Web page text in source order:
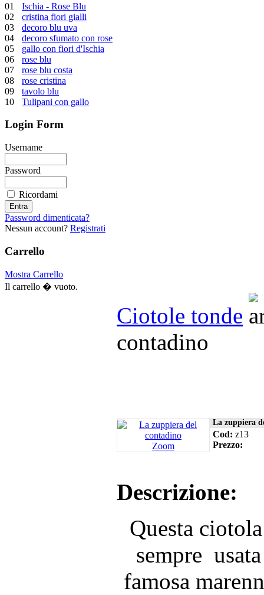
01
Ischia - Rose Blu
02
cristina fiori gialli
03
decoro blu uva
04
decoro sfumato con rose
05
gallo con fiori d'Ischia
06
rose blu
07
rose blu costa
08
rose cristina
09
tavolo blu
10
Tulipani con gallo
Login Form
Username
Password
Ricordami
Password dimenticata?
Nessun account? Registrati
Carrello
Mostra Carrello
Il carrello � vuoto.
Ciotole tonde
contadino
Zoom
La zuppiera
Cod: z13
Prezzo:
Descrizione:
Questa
sempre
famosa